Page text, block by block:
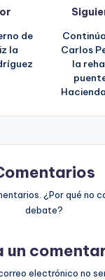
de
la
Carlos
la
¿Por qué no
debate?
un
electrónico no